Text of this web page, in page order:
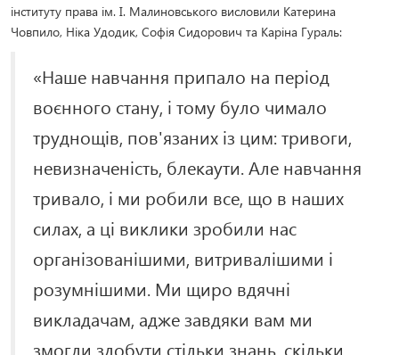
інституту права ім. І. Малиновського висловили Катерина
Човпило, Ніка Удодик, Софія Сидорович та Каріна Гураль:
«Наше навчання припало на період
воєнного стану, і тому було чимало
труднощів, пов'язаних із цим: тривоги,
невизначеність, блекаути. Але навчання
тривало, і ми робили все, що в наших
силах, а ці виклики зробили нас
організованішими, витривалішими і
розумнішими. Ми щиро вдячні
викладачам, адже завдяки вам ми
змогли здобути стільки знань, скільки